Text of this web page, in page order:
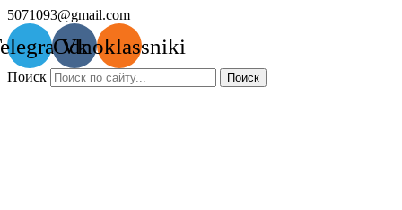
Перейти
к
содержимому
5071093@gmail.com
Vk
Odnoklassniki
Поиск Поиск